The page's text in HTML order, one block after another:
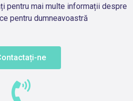
pentru mai multe informații despre
pentru dumneavoastră
ne